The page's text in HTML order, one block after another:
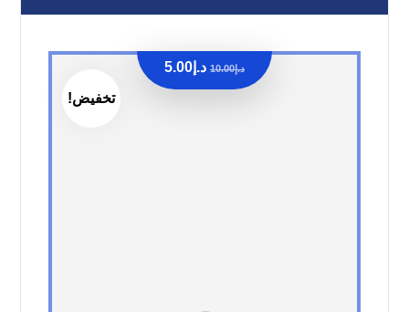
تخفيض!
د.إ10.00 د.إ 5.00